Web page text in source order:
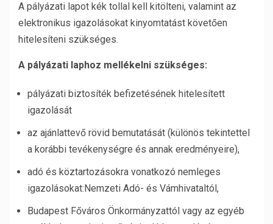
A pályázati lapot kék tollal kell kitölteni, valamint az
elektronikus igazolásokat kinyomtatást követően
hitelesíteni szükséges.
A pályázati laphoz mellékelni szükséges:
pályázati biztosíték befizetésének hitelesített
igazolását
az ajánlattevő rövid bemutatását (különös tekintettel
a korábbi tevékenységre és annak eredményeire),
adó és köztartozásokra vonatkozó nemleges
igazolásokat:Nemzeti Adó- és Vámhivataltól,
Budapest Főváros Önkormányzattól vagy az egyéb